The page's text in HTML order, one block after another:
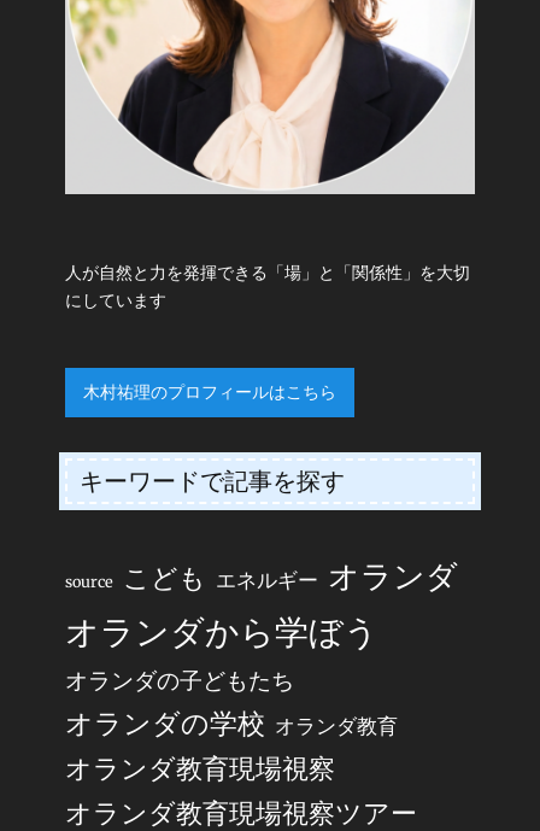
人が自然と力を発揮できる「場」と「関係性」を大切
にしています
木村祐理のプロフィールはこちら
キーワードで記事を探す
source こども エネルギー オランダ
オランダから学ぼう
オランダの子どもたち
オランダの学校 オランダ教育
オランダ教育現場視察
オランダ教育現場視察ツアー